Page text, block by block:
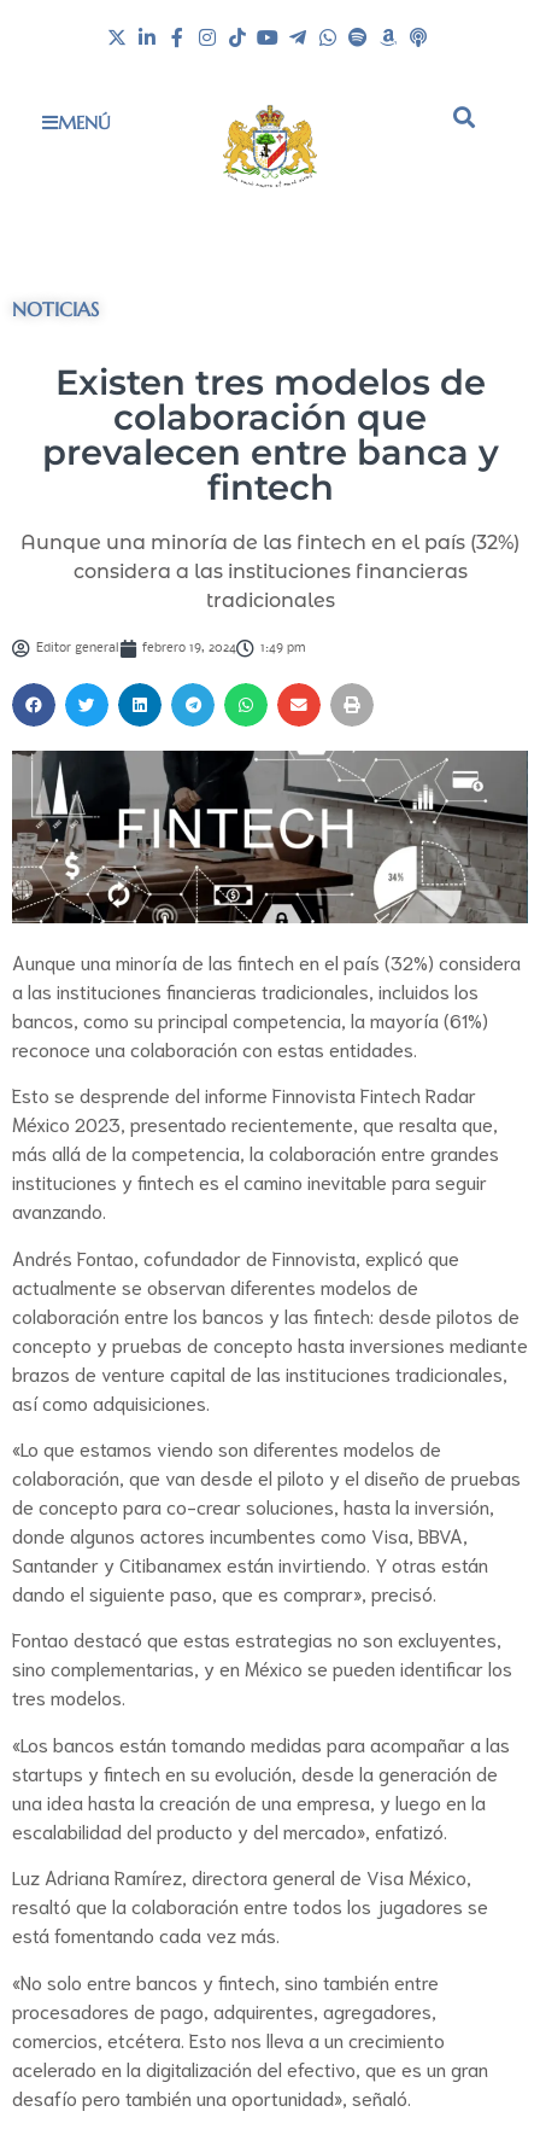
MENÚ
NOTICIAS
Existen tres modelos de
colaboración que
prevalecen entre banca y
fintech
Aunque una minoría de las fintech en el país (32%)
considera a las instituciones financieras
tradicionales
Editor general febrero 19, 2024 1:49 pm
Aunque una minoría de las fintech en el país (32%) considera
a las instituciones financieras tradicionales, incluidos los
bancos, como su principal competencia, la mayoría (61%)
reconoce una colaboración con estas entidades.
Esto se desprende del informe Finnovista Fintech Radar
México 2023, presentado recientemente, que resalta que,
más allá de la competencia, la colaboración entre grandes
instituciones y fintech es el camino inevitable para seguir
avanzando.
Andrés Fontao, cofundador de Finnovista, explicó que
actualmente se observan diferentes modelos de
colaboración entre los bancos y las fintech: desde pilotos de
concepto y pruebas de concepto hasta inversiones mediante
brazos de venture capital de las instituciones tradicionales,
así como adquisiciones.
«Lo que estamos viendo son diferentes modelos de
colaboración, que van desde el piloto y el diseño de pruebas
de concepto para co-crear soluciones, hasta la inversión,
donde algunos actores incumbentes como Visa, BBVA,
Santander y Citibanamex están invirtiendo. Y otras están
dando el siguiente paso, que es comprar», precisó.
Fontao destacó que estas estrategias no son excluyentes,
sino complementarias, y en México se pueden identificar los
tres modelos.
«Los bancos están tomando medidas para acompañar a las
startups y fintech en su evolución, desde la generación de
una idea hasta la creación de una empresa, y luego en la
escalabilidad del producto y del mercado», enfatizó.
Luz Adriana Ramírez, directora general de Visa México,
resaltó que la colaboración entre todos los jugadores se
está fomentando cada vez más.
«No solo entre bancos y fintech, sino también entre
procesadores de pago, adquirentes, agregadores,
comercios, etcétera. Esto nos lleva a un crecimiento
acelerado en la digitalización del efectivo, que es un gran
desafío pero también una oportunidad», señaló.